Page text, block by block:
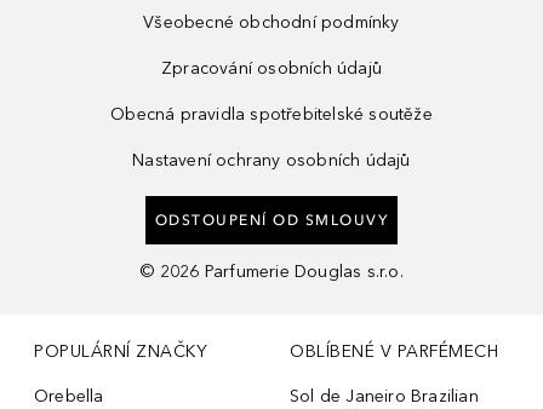
Všeobecné obchodní podmínky
Zpracování osobních údajů
Obecná pravidla spotřebitelské soutěže
Nastavení ochrany osobních údajů
ODSTOUPENÍ OD SMLOUVY
© 2026 Parfumerie Douglas s.r.o.
POPULÁRNÍ ZNAČKY
Orebella
OBLÍBENÉ V PARFÉMECH
Sol de Janeiro Brazilian